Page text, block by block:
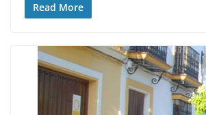
Read More